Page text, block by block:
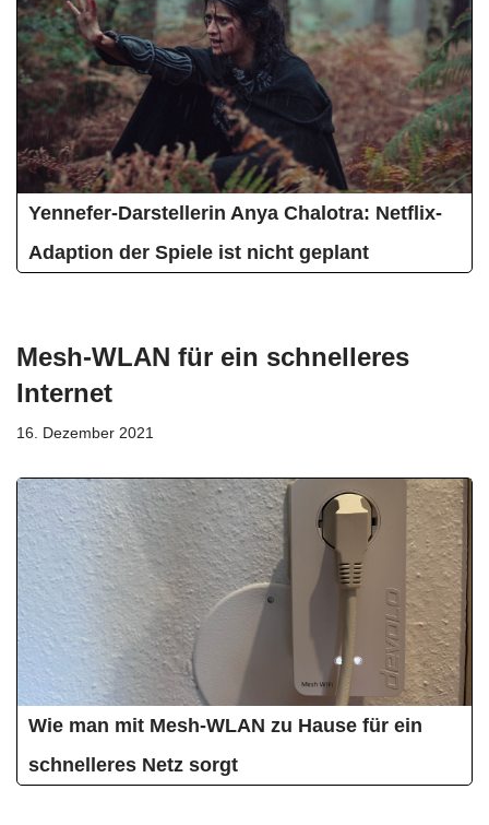
Yennefer-Darstellerin Anya Chalotra: Netflix-
Adaption der Spiele ist nicht geplant
Mesh-WLAN für ein schnelleres
Internet
16. Dezember 2021
Wie man mit Mesh-WLAN zu Hause für ein
schnelleres Netz sorgt